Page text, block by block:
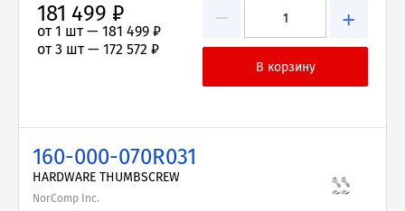
− +
181 499 ₽
от 1 шт — 181 499 ₽
от 3 шт — 172 572 ₽
160-000-070R031
HARDWARE THUMBSCREW
NorComp Inc.